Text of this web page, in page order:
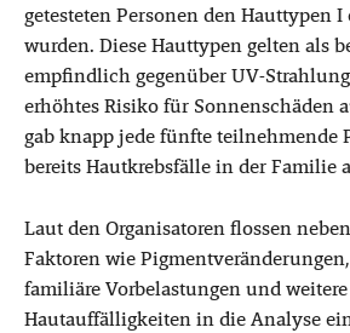
getesteten Personen den Hauttypen
wurden. Diese Hauttypen gelten als
empfindlich gegenüber UV-
erhöhtes Risiko für Sonnenschäden
gab knapp jede fünfte teilnehmende
bereits Hautkrebsfälle in der Familie
Laut den Organisatoren flossen
Faktoren wie
familiäre Vorbelastungen und weitere
Hautauffälligkeiten in die Analyse